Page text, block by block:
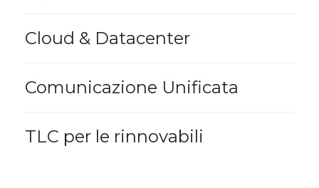
Cloud & Datacenter
Comunicazione Unificata
TLC per le rinnovabili